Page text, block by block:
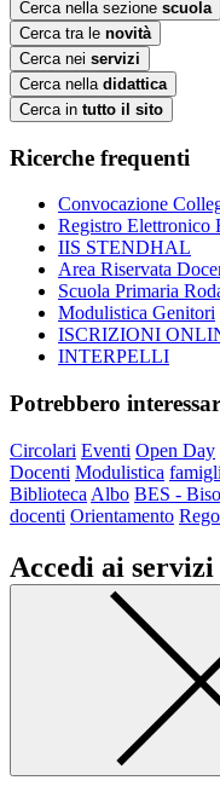
Cerca nella sezione scuola
Cerca tra le novità
Cerca nei servizi
Cerca nella didattica
Cerca in tutto il sito
Ricerche frequenti
Convocazione
Registro Elettronico
IIS STENDHAL
Area Riservata
Scuola Primaria
Modulistica Genitori
ISCRIZIONI
INTERPELLI
Potrebbero
Circolari Eventi Open Day
Docenti Modulistica
Biblioteca Albo BES -
docenti Orientamento
Accedi ai servizi